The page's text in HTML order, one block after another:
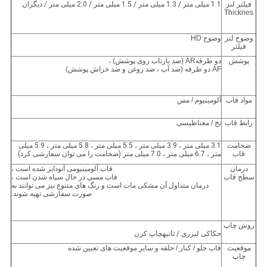
فیلتر لنز
Thicknes
1.1 میلی متر / 1.3 میلی متر / 1.5 میلی متر / 2.0 میلی متر / دیگران
وضوح لنز
فیلتر
وضوح HD
پوشش دو طرفهAR (ضد بازتاب روی پوشش) ،
AF دو طرفه (ضد آب ، ضد روغن و ضد خراش پوشش)
مواد قاب آلومینیوم / مس
رابط قاب نخ / مغناطیسی
ضخامت
قاب
3.1 میلی متر ، 3.9 میلی متر ، 5.5 میلی متر ، 5.8 میلی متر ، 5.9 میلی
متر ، 6.7 میلی متر ، 7.0 میلی متر (ضخامت را می توان سفارشی کرد)
درمان
سطح قاب
قاب آلومینیومی آنودایز شده است ،
قاب مسی در حال سیاه شدن است ،
درمان متداول آن مشکی مات است و رنگ های متنوع نیز می توانند به
صورت سفارشی تهیه شوند.
روش چاپ
حکاکی لیزری / ثانیهچاپ کرن
موقعیت
چاپ
قاب جلو / کنار / حلقه و سایر موقعیت های تعیین شده